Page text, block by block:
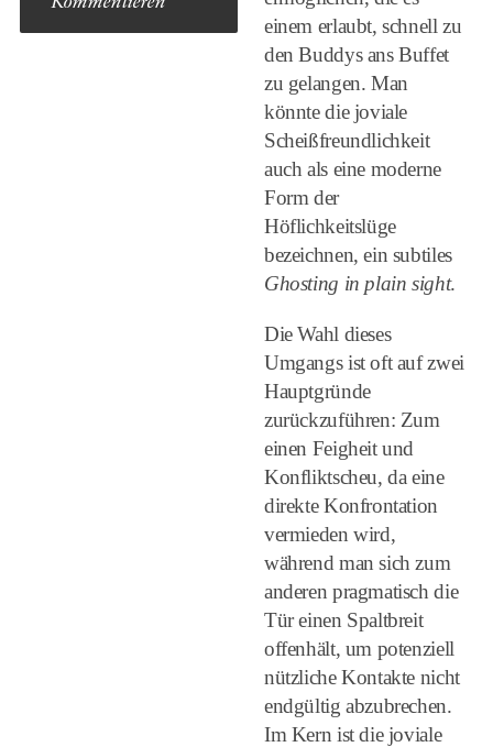
einem erlaubt, schnell zu
den Buddys ans Buffet
zu gelangen. Man
könnte die joviale
Scheißfreundlichkeit
auch als eine moderne
Form der
Höflichkeitslüge
bezeichnen, ein subtiles
Ghosting in plain sight.
Die Wahl dieses
Umgangs ist oft auf zwei
Hauptgründe
zurückzuführen: Zum
einen Feigheit und
Konfliktscheu, da eine
direkte Konfrontation
vermieden wird,
während man sich zum
anderen pragmatisch die
Tür einen Spaltbreit
offenhält, um potenziell
nützliche Kontakte nicht
endgültig abzubrechen.
Im Kern ist die joviale